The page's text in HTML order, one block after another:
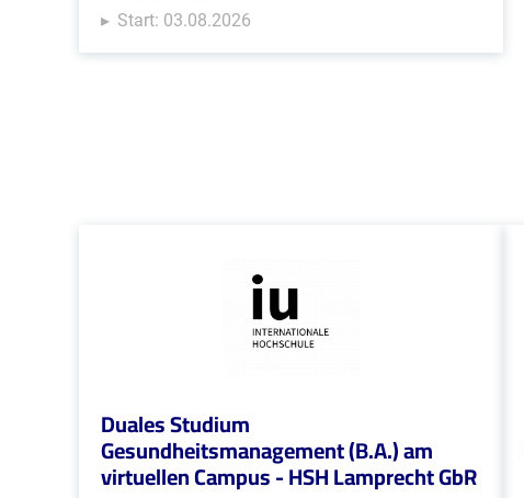
Start: 03.08.2026
Duales Studium
Gesundheitsmanagement (B.A.) am
virtuellen Campus - HSH Lamprecht GbR